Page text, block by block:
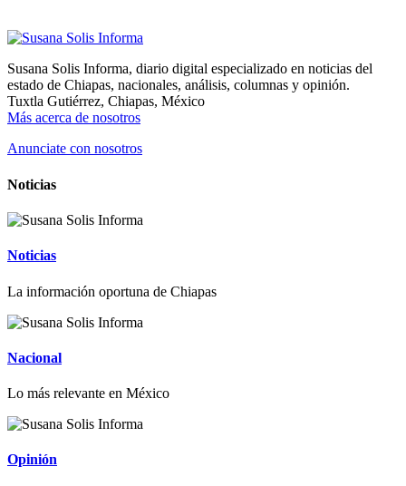
Susana Solis Informa, diario digital especializado en noticias del
estado de Chiapas, nacionales, análisis, columnas y opinión.
Tuxtla Gutiérrez, Chiapas, México
Más acerca de nosotros
Anunciate con nosotros
Noticias
Noticias
La información oportuna de Chiapas
Nacional
Lo más relevante en México
Opinión